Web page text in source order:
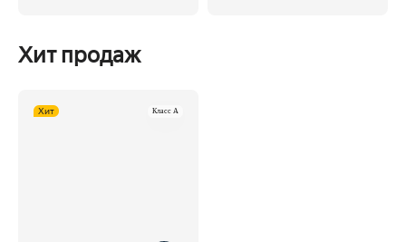
Хит продаж
Класс A
Хит